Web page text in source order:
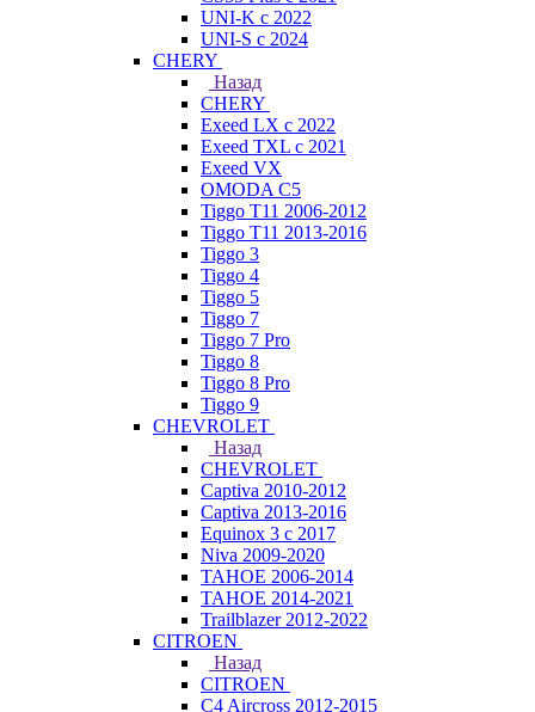
UNI-K с 2022
UNI-S с 2024
CHERY
Назад
CHERY
Exeed LX с 2022
Exeed TXL с 2021
Exeed VX
OMODA C5
Tiggo T11 2006-2012
Tiggo T11 2013-2016
Tiggo 3
Tiggo 4
Tiggo 5
Tiggo 7
Tiggo 7 Pro
Tiggo 8
Tiggo 8 Pro
Tiggo 9
CHEVROLET
Назад
CHEVROLET
Captiva 2010-2012
Captiva 2013-2016
Equinox 3 с 2017
Niva 2009-2020
TAHOE 2006-2014
TAHOE 2014-2021
Trailblazer 2012-2022
CITROEN
Назад
CITROEN
C4 Aircross 2012-2015